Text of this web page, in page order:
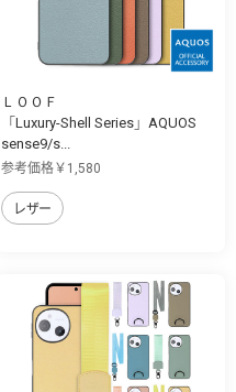
ＬＯＯＦ
「Luxury-Shell Series」AQUOS
sense9/s...
参考価格￥1,580
レザー